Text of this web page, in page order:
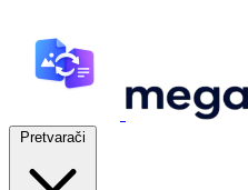
Pretvarači